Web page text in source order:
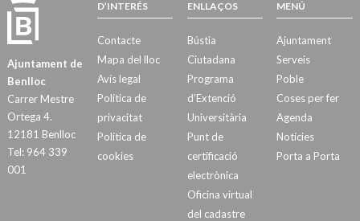
Ajuntament de
Benlloc
Carrer Mestre
Ortega 4.
12181 Benlloc
Tel: 964 339
001
D’INTERÉS
Contacte
Mapa del lloc
Avís legal
Política de
privacitat
Política de
cookies
ENLLAÇOS
Bústia
Ciutadana
Programa
d’Extenció
Universitària
Punt de
certificació
electrònica
Oficina virtual
del cadastre
MENÚ
Ajuntament
Serveis
Poble
Coses per fer
Agenda
Notícies
Porta a Porta